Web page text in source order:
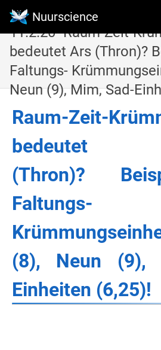
Nuurscience
11.2.20- Raum-Zeit-
bedeutet Ars (Thron)?
Faltungs-
Neun (9), Mim, Sad-
Raum-Zeit-
(Thron)?
Faltungs-
(8), Neun (9),
Einheiten (6,25)!